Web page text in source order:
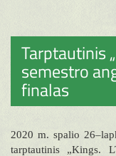
Tarptautinis
semestro
finalas
2020 m. spalio
tarptautinis „Kings.